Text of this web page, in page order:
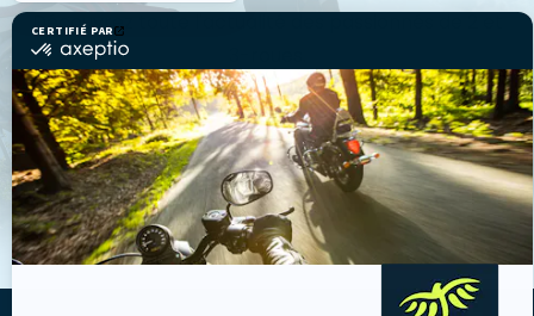
CERTIFIÉ PAR
certifié
Axeptio
-
En
savoir
plus
sur
Axeptio
Découvrez toute l'actualité des passionnés de 2 et
VOIR LES ACTUS